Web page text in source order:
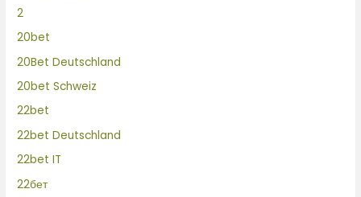
2
20bet
20Bet Deutschland
20bet Schweiz
22bet
22bet Deutschland
22bet IT
22бет